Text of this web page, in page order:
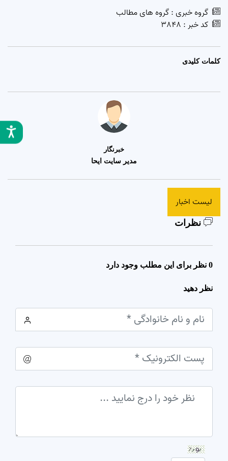
گروه خبری :گروه های مطالب
کد خبر : 3848
کلمات کلیدی
خبرنگار
مدیر سایت ایحا
لیست اخبار
نظرات
0 نظر برای این مطلب وجود دارد
نظر دهید